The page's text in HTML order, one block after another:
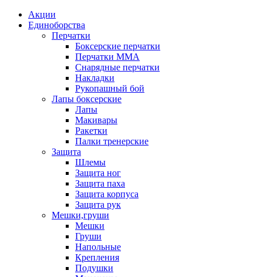
Акции
Единоборства
Перчатки
Боксерские перчатки
Перчатки ММА
Снарядные перчатки
Накладки
Рукопашный бой
Лапы боксерские
Лапы
Макивары
Ракетки
Палки тренерские
Защита
Шлемы
Защита ног
Защита паха
Защита корпуса
Защита рук
Мешки,груши
Мешки
Груши
Напольные
Крепления
Подушки